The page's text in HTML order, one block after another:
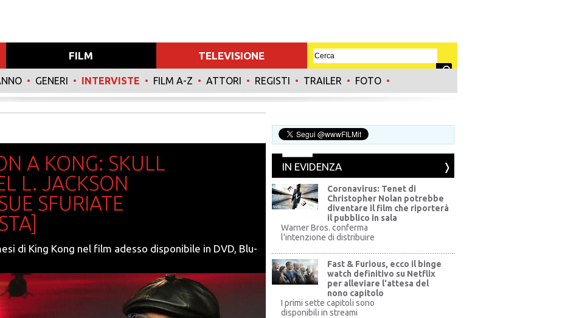
FILM TELEVISIONE
• GENERI • INTERVISTE • FILM A-Z • ATTORI • REGISTI • TRAILER • FOTO •
A KONG: SKULL
L. JACKSON
SFURIATE
di King Kong nel film adesso disponibile in DVD, Blu-
IN EVIDENZA
WB
Coronavirus: Tenet di
Christopher Nolan potrebbe
diventare il film che riporterà
il pubblico in sala
Warner Bros. conferma
l'intenzione di distribuire
Fast & Furious, ecco il binge
watch definitivo su Netflix
per alleviare l'attesa del
nono capitolo
I primi sette capitoli sono
disponibili in streami